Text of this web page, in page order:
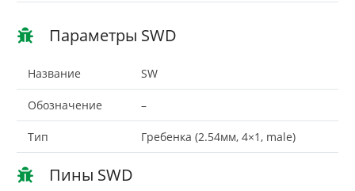
Параметры SWD
Название SW
Обозначение –
Тип Гребенка (2.54мм, 4×1, male)
Пины SWD